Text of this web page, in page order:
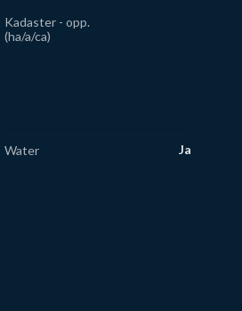
Kadaster - opp.
(ha/a/ca)
Water Ja